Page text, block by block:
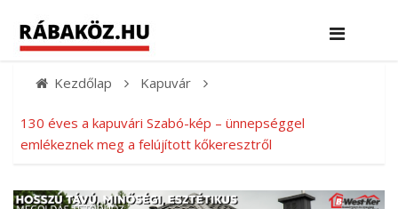
Kezdőlap Kapuvár
130 éves a kapuvári Szabó-kép – ünnepséggel
emlékeznek meg a felújított kőkeresztről